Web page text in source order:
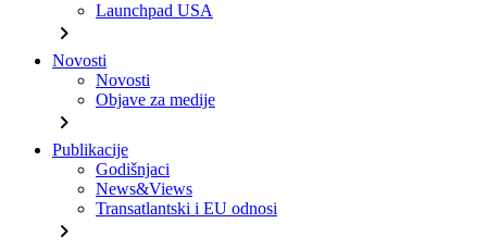
Launchpad USA
chevron_right
Novosti
Novosti
Objave za medije
chevron_right
Publikacije
Godišnjaci
News&Views
Transatlantski i EU odnosi
chevron_right